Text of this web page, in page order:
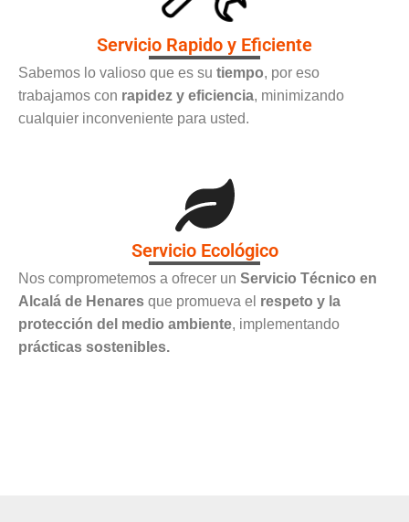
Servicio Rapido y Eficiente
Sabemos lo valioso que es su tiempo, por eso
trabajamos con rapidez y eficiencia, minimizando
cualquier inconveniente para usted.
Servicio Ecológico
Nos comprometemos a ofrecer un Servicio Técnico en
Alcalá de Henares que promueva el respeto y la
protección del medio ambiente, implementando
prácticas sostenibles.